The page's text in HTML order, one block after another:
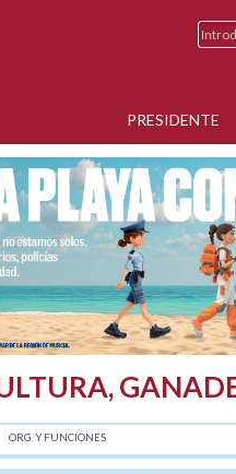
PRESIDENTE
AQUÍ:
ORG. Y FUNCIONES